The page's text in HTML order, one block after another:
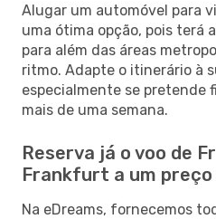
Alugar um automóvel para
uma ótima opção, pois terá
para além das áreas
ritmo. Adapte o itinerário à
especialmente se pretende
mais de uma semana.
Reserva já o voo de
Frankfurt a um preço
Na eDreams, fornecemos